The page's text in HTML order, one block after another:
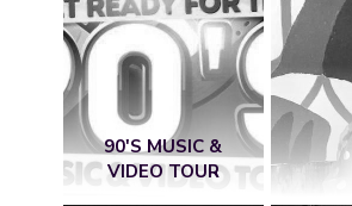
90'S MUSIC &
VIDEO TOUR